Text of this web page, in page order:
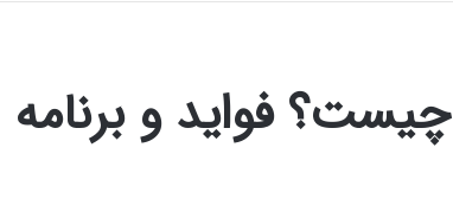
فواید و برنامه
آموزش
شکستن